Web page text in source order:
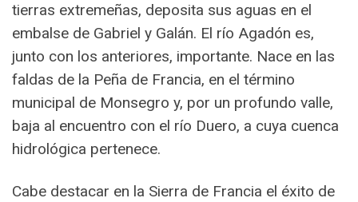
tierras extremeñas, deposita sus aguas en el
embalse de Gabriel y Galán. El río Agadón es,
junto con los anteriores, importante. Nace en las
faldas de la Peña de Francia, en el término
municipal de Monsegro y, por un profundo valle,
baja al encuentro con el río Duero, a cuya cuenca
hidrológica pertenece.
Cabe destacar en la Sierra de Francia el éxito de